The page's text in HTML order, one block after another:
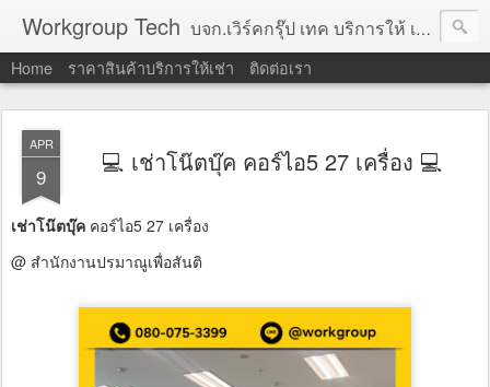
Workgroup Tech บจก.เวิร์คกรุ๊ป เทค บริการให้ เช่าคอมพิวเตอร์ โน้ตบุ๊ค โปรเจคเตอร์ ทีวีจอแบน จอทัชสกรีน ตู้คีออส วีดีโอวอล และอุปกรณ์อื่น ๆ บริการให้เช่าเป็น รายวัน
Home ราคาสินค้าบริการให้เช่า ติดต่อเรา
APR
9 💻 เช่าโน๊ตบุ๊ค คอร์ไอ5 27 เครื่อง 💻
เช่าโน๊ตบุ๊ค คอร์ไอ5 27 เครื่อง
@ สำนักงานปรมาณูเพื่อสันติ